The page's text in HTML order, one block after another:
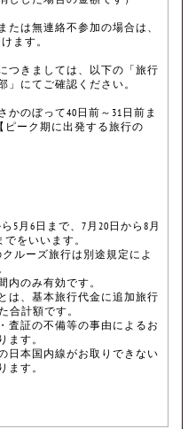
たは無連絡不参加の場合は、
ます。
つきましては、以下の「旅行
にてご確認ください。
のぼって40日前～31日前ま
ーク期に出発する旅行の
5月6日まで、7月20日から8月
をいいます。
ルーズ旅行は別途規定によ
のみ有効です。
は、基本旅行代金に追加旅行
合計額です。
査証の不備等の事由によるお
ます。
日本国内線がお取りできない
ます。